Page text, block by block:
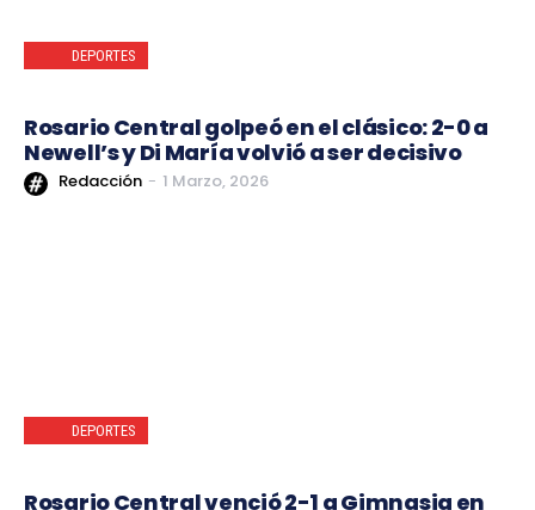
DEPORTES
Rosario Central golpeó en el clásico: 2-0 a
Newell’s y Di María volvió a ser decisivo
Redacción - 1 Marzo, 2026
DEPORTES
Rosario Central venció 2-1 a Gimnasia en